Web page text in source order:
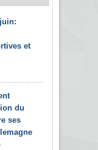
et
du
ses